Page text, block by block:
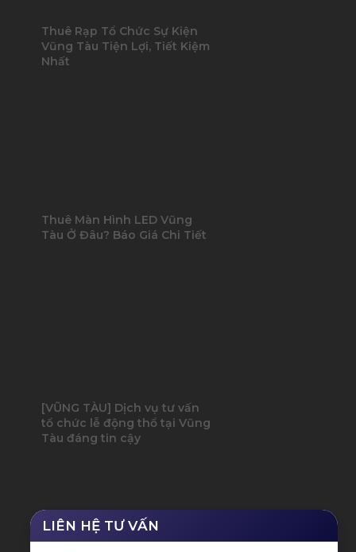
Thuê Rạp Tổ Chức Sự Kiện
Vũng Tàu Tiện Lợi, Tiết Kiệm
Nhất
Thuê Màn Hình LED Vũng
Tàu Ở Đâu? Báo Giá Chi Tiết
[VŨNG TÀU] Dịch vụ tư vấn
tổ chức lễ động thổ tại Vũng
Tàu đáng tin cậy
LIÊN HỆ TƯ VẤN